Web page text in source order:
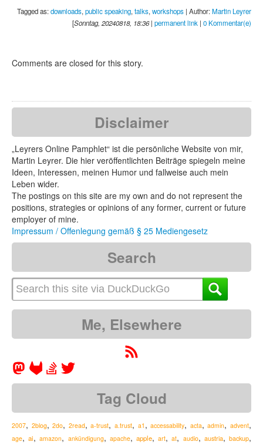
Tagged as:downloads, public speaking, talks, workshops | Author:Martin Leyrer
[Sonntag, 20240818, 18:36| permanent link | 0 Kommentar(e)
Comments are closed for this story.
Disclaimer
„Leyrers Online Pamphlet“ ist die persönliche Website von mir,
Martin Leyrer. Die hier veröffentlichten Beiträge spiegeln meine
Ideen, Interessen, meinen Humor und fallweise auch mein
Leben wider.
The postings on this site are my own and do not represent the
positions, strategies or opinions of any former, current or future
employer of mine.
Impressum / Offenlegung gemäß § 25 Mediengesetz
Search
Me, Elsewhere
Tag Cloud
2007, 2blog,2do, 2read,a-trust,a.trust, a1 ,accessability, acta,admin,advent,
age,ai,amazon, ankündigung, apache,apple,art,at, audio, austria,backup,